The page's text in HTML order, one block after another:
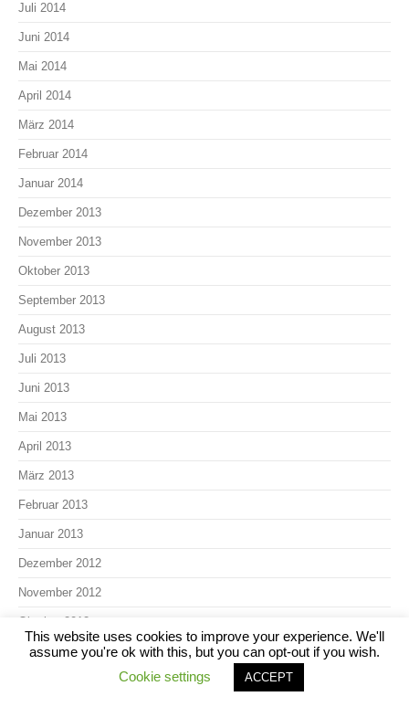
Juli 2014
Juni 2014
Mai 2014
April 2014
März 2014
Februar 2014
Januar 2014
Dezember 2013
November 2013
Oktober 2013
September 2013
August 2013
Juli 2013
Juni 2013
Mai 2013
April 2013
März 2013
Februar 2013
Januar 2013
Dezember 2012
November 2012
Oktober 2012
August 2012
This website uses cookies to improve your experience. We'll
assume you're ok with this, but you can opt-out if you wish.
Cookie settings
ACCEPT